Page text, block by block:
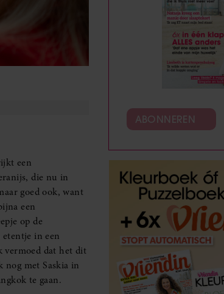
een
die nu in
goed ook, want
een
op de
in een
vermoed dat het dit
met Saskia in
te gaan.
ABONNEREN